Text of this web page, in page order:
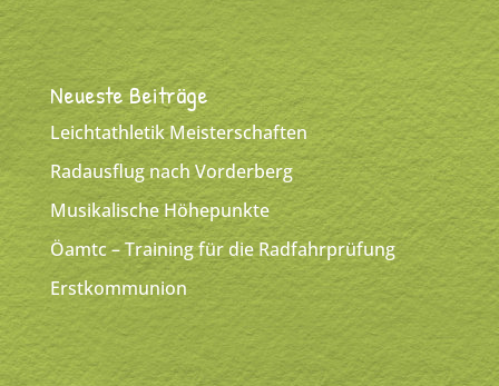
Neueste Beiträge
Leichtathletik Meisterschaften
Radausflug nach Vorderberg
Musikalische Höhepunkte
Öamtc – Training für die Radfahrprüfung
Erstkommunion